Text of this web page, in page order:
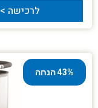
לרכישה >
43% הנחה